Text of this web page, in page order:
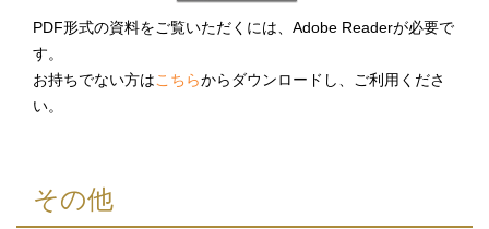
PDF形式の資料をご覧いただくには、Adobe Readerが必要で
す。
お持ちでない方はこちらからダウンロードし、ご利用くださ
い。
その他